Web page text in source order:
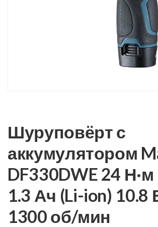
Шуруповёрт с
аккумулятором
DF330DWE 24
1.3 Ач (Li-ion) 10.8
1300 об/мин